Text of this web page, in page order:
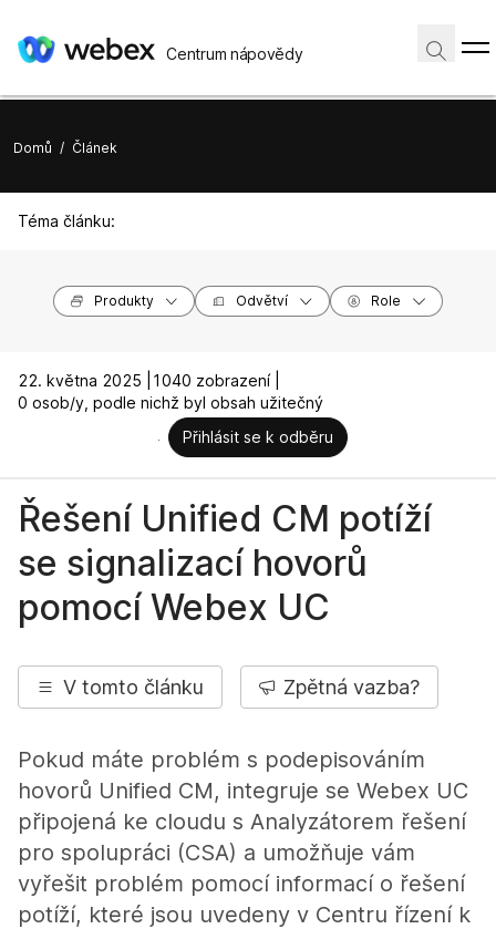
Centrum nápovědy
Domů / Článek
Téma článku:
Produkty Odvětví Role
22. května 2025 |
1040 zobrazení |
0 osob/y, podle nichž byl obsah užitečný
Přihlásit se k odběru
Řešení Unified CM potíží
se signalizací hovorů
pomocí Webex UC
V tomto článku Zpětná vazba?
Pokud máte problém s podepisováním
hovorů Unified CM, integruje se Webex UC
připojená ke cloudu s Analyzátorem řešení
pro spolupráci (CSA) a umožňuje vám
vyřešit problém pomocí informací o řešení
potíží, které jsou uvedeny v Centru řízení k